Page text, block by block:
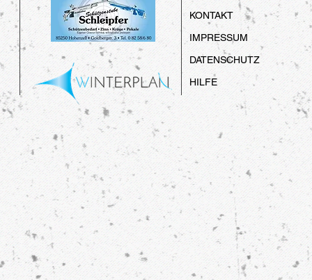
KONTAKT
IMPRESSUM
DATENSCHUTZ
HILFE